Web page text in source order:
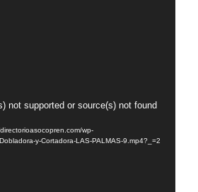
not supported or source(s) not found
wp-
y-Cortadora-LAS-PALMAS-9.mp4?_=2